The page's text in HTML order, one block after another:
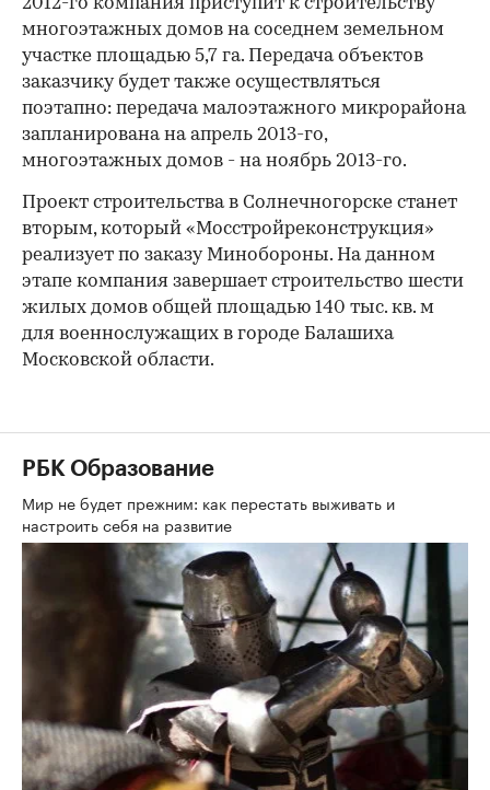
2012-го компания приступит к строительству
многоэтажных домов на соседнем земельном
участке площадью 5,7 га. Передача объектов
заказчику будет также осуществляться
поэтапно: передача малоэтажного микрорайона
запланирована на апрель 2013-го,
многоэтажных домов - на ноябрь 2013-го.
Проект строительства в Солнечногорске станет
вторым, который «Мосстройреконструкция»
реализует по заказу Минобороны. На данном
этапе компания завершает строительство шести
жилых домов общей площадью 140 тыс. кв. м
для военнослужащих в городе Балашиха
Московской области.
РБК Образование
Мир не будет прежним: как перестать выживать и
настроить себя на развитие